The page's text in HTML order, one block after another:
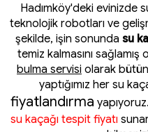
Hadımköy'deki evinizde
teknolojik robotları ve
şekilde, işin sonunda su
temiz kalmasını
bulma servisi olarak
yaptığımız her su
fiyatlandırma
su kaçağı tespit fiyatı